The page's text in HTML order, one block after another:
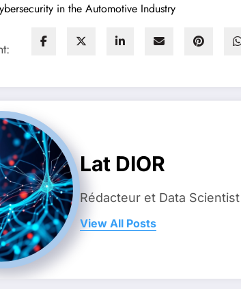
in the Automotive Industry
Lat DIOR
Rédacteur et Data
View All Posts